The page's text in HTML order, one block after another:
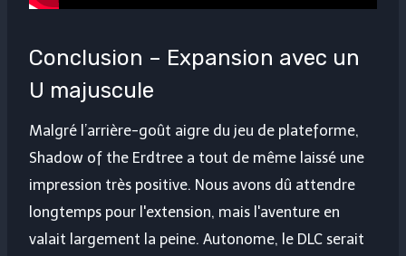
Conclusion – Expansion avec un
U majuscule
Malgré l’arrière-goût aigre du jeu de plateforme,
Shadow of the Erdtree a tout de même laissé une
impression très positive. Nous avons dû attendre
longtemps pour l'extension, mais l'aventure en
valait largement la peine. Autonome, le DLC serait